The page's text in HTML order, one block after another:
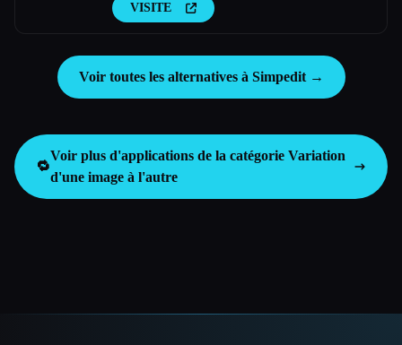
VISITE
Voir toutes les alternatives à Simpedit →
🔁
Voir plus d'applications de la catégorie Variation
d'une image à l'autre